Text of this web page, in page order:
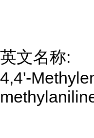
英文名称:
4,4'-